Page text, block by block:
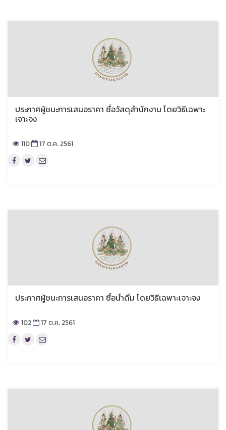
ประกาศผู้ชนะการเสนอราคา ซื้อวัสดุสำนักงาน โดยวิธีเฉพาะ
เจาะจง
110 17 ต.ค. 2561
ประกาศผู้ชนะการเสนอราคา ซื้อน้ำดื่ม โดยวิธีเฉพาะเจาะจง
102 17 ต.ค. 2561